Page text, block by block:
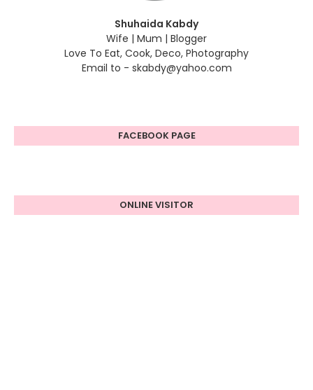
Shuhaida Kabdy
Wife | Mum | Blogger
Love To Eat, Cook, Deco, Photography
Email to - skabdy@yahoo.com
FACEBOOK PAGE
ONLINE VISITOR